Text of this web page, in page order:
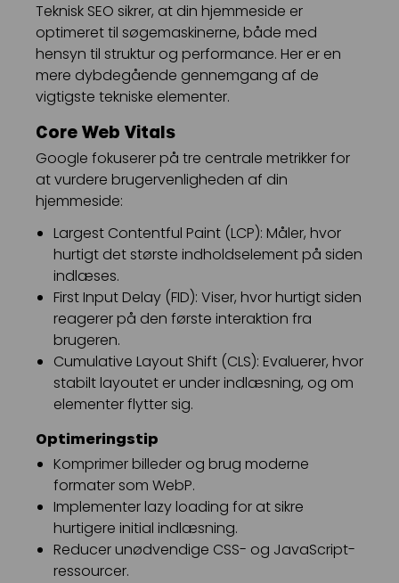
Teknisk SEO sikrer, at din hjemmeside er
optimeret til søgemaskinerne, både med
hensyn til struktur og performance. Her er en
mere dybdegående gennemgang af de
vigtigste tekniske elementer.
Core Web Vitals
Google fokuserer på tre centrale metrikker for
at vurdere brugervenligheden af din
hjemmeside:
Largest Contentful Paint (LCP): Måler, hvor
hurtigt det største indholdselement på siden
indlæses.
First Input Delay (FID): Viser, hvor hurtigt siden
reagerer på den første interaktion fra
brugeren.
Cumulative Layout Shift (CLS): Evaluerer, hvor
stabilt layoutet er under indlæsning, og om
elementer flytter sig.
Optimeringstip
Komprimer billeder og brug moderne
formater som WebP.
Implementer lazy loading for at sikre
hurtigere initial indlæsning.
Reducer unødvendige CSS- og JavaScript-
ressourcer.